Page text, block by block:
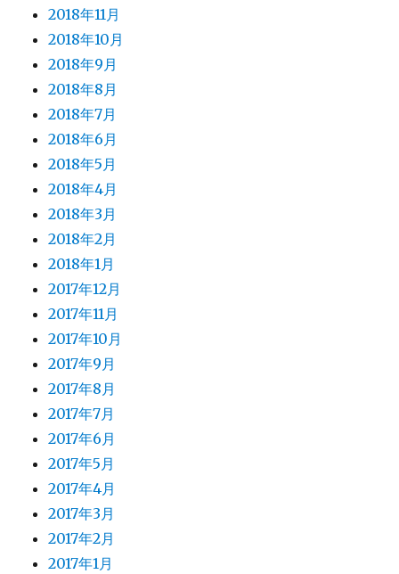
2018年11月
2018年10月
2018年9月
2018年8月
2018年7月
2018年6月
2018年5月
2018年4月
2018年3月
2018年2月
2018年1月
2017年12月
2017年11月
2017年10月
2017年9月
2017年8月
2017年7月
2017年6月
2017年5月
2017年4月
2017年3月
2017年2月
2017年1月